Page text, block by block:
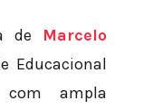
de Marcelo
Educacional
com ampla